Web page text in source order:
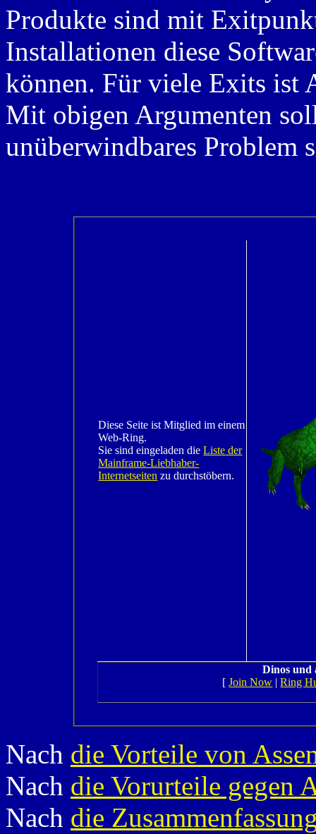
Produkte sind mit
Installationen diese
können. Für viele Exits ist
Mit obigen Argumenten
unüberwindbares Problem
Diese Seite ist Mitglied im einem
Web-Ring.
Sie sind eingeladen dieListe der
Mainframe-Liebhaber-
Internetseiten zu durchstöbern.
Dinos und
[Join Now |Ring
Nach die Vorteile von
Nach die Vorurteile gegen
Nach die